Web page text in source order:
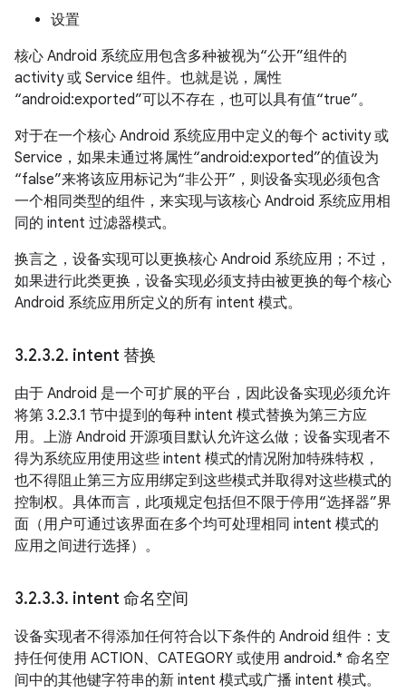
设置
核心 Android 系统应用包含多种被视为“公开”组件的
activity 或 Service 组件。也就是说，属性
“android:exported”可以不存在，也可以具有值“true”。
对于在一个核心 Android 系统应用中定义的每个 activity 或
Service，如果未通过将属性“android:exported”的值设为
“false”来将该应用标记为“非公开”，则设备实现必须包含
一个相同类型的组件，来实现与该核心 Android 系统应用相
同的 intent 过滤器模式。
换言之，设备实现可以更换核心 Android 系统应用；不过，
如果进行此类更换，设备实现必须支持由被更换的每个核心
Android 系统应用所定义的所有 intent 模式。
3.2.3.2. intent 替换
由于 Android 是一个可扩展的平台，因此设备实现必须允许
将第 3.2.3.1 节中提到的每种 intent 模式替换为第三方应
用。上游 Android 开源项目默认允许这么做；设备实现者不
得为系统应用使用这些 intent 模式的情况附加特殊特权，
也不得阻止第三方应用绑定到这些模式并取得对这些模式的
控制权。具体而言，此项规定包括但不限于停用“选择器”界
面（用户可通过该界面在多个均可处理相同 intent 模式的
应用之间进行选择）。
3.2.3.3. intent 命名空间
设备实现者不得添加任何符合以下条件的 Android 组件：支
持任何使用 ACTION、CATEGORY 或使用 android.* 命名空
间中的其他键字符串的新 intent 模式或广播 intent 模式。